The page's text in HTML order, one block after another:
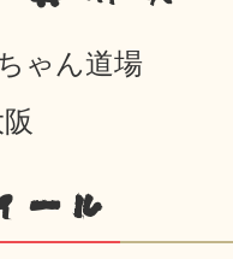
ゃん道場
ール